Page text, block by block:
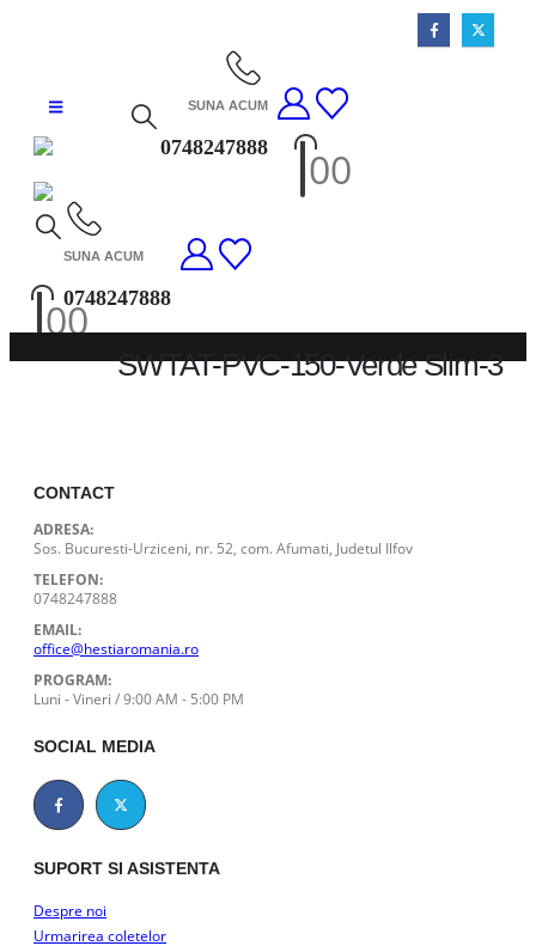
SUNA ACUM
0748247888 00
SUNA ACUM
0748247888
00
SWTAT-PVC-150-Verde Slim-3
CONTACT
ADRESA:
Sos. Bucuresti-Urziceni, nr. 52, com. Afumati, Judetul Ilfov
TELEFON:
0748247888
EMAIL:
office@hestiaromania.ro
PROGRAM:
Luni - Vineri / 9:00 AM - 5:00 PM
SOCIAL MEDIA
SUPORT SI ASISTENTA
Despre noi
Urmarirea coletelor